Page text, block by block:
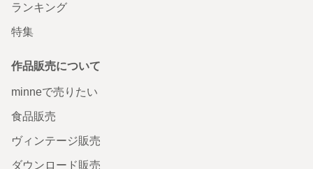
ランキング
特集
作品販売について
minneで売りたい
食品販売
ヴィンテージ販売
ダウンロード販売